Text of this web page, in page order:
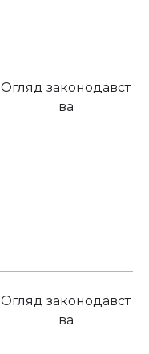
Огляд законодавст
ва
Огляд законодавст
ва